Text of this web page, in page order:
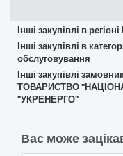
Інші закупівлі в
Інші закупівлі в
обслуговування
Інші закупівлі
ТОВАРИСТВО
"УКРЕНЕРГО"
Вас може